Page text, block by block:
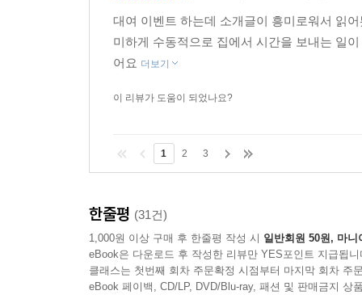
대여 이벤트 하는데 소개글이 흥미로워서 읽
미하게 수동적으로 집에서 시간을 보내는 일
어요 더보기
이 리뷰가 도움이 되었나요?
1 2 3
한줄평 (31건)
1,000원 이상 구매 후 한줄평 작성 시 일반회원 50원, 마니
eBook은 다운로드 후 작성한 리뷰만 YES포인트 지급됩니
클래스는 첫번째 회차 주문확정 시점부터 마지막 회차 주
eBook 페이백, CD/LP, DVD/Blu-ray, 패션 및 판매금지 상